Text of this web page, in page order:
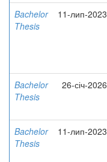
Bachelor
Thesis
11-лип-2023
Bachelor
Thesis
26-січ-2026
Bachelor
Thesis
11-лип-2023